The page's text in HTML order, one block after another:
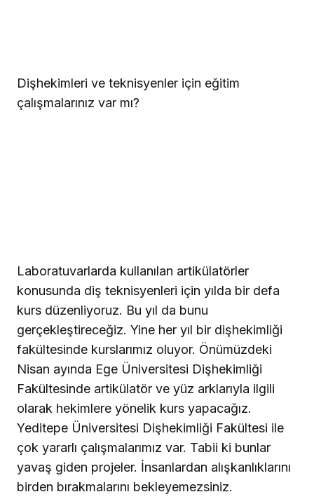
Dişhekimleri ve teknisyenler için eğitim
çalışmalarınız var mı?
Laboratuvarlarda kullanılan artikülatörler
konusunda diş teknisyenleri için yılda bir defa
kurs düzenliyoruz. Bu yıl da bunu
gerçekleştireceğiz. Yine her yıl bir dişhekimliği
fakültesinde kurslarımız oluyor. Önümüzdeki
Nisan ayında Ege Üniversitesi Dişhekimliği
Fakültesinde artikülatör ve yüz arklarıyla ilgili
olarak hekimlere yönelik kurs yapacağız.
Yeditepe Üniversitesi Dişhekimliği Fakültesi ile
çok yararlı çalışmalarımız var. Tabii ki bunlar
yavaş giden projeler. İnsanlardan alışkanlıklarını
birden bırakmalarını bekleyemezsiniz.